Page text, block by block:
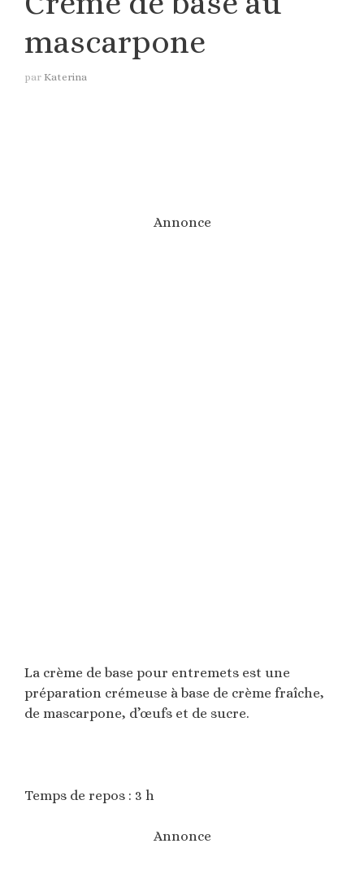
mascarpone
par Katerina
Annonce
La crème de base pour entremets est une
préparation crémeuse à base de crème fraîche,
de mascarpone, d’œufs et de sucre.
Temps de repos : 3 h
Annonce